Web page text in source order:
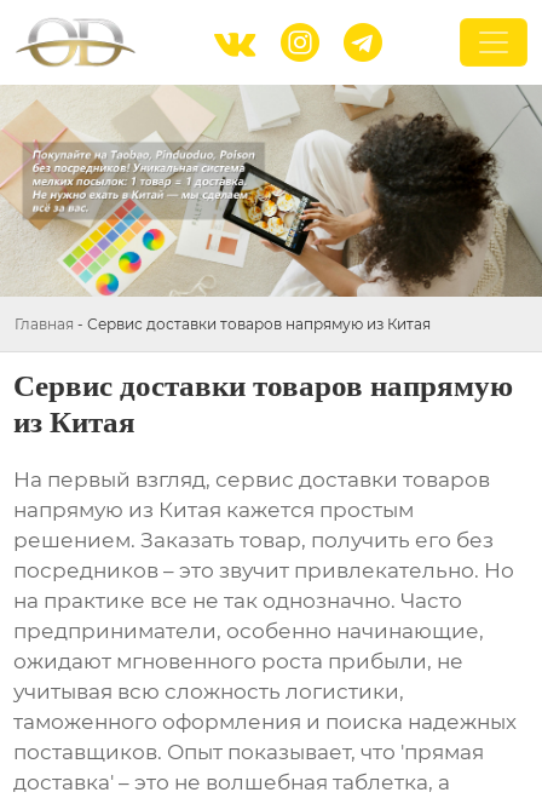
  
Главная - Сервис доставки товаров напрямую из Китая
Сервис доставки товаров напрямую
из Китая
На первый взгляд, сервис доставки товаров
напрямую из Китая кажется простым
решением. Заказать товар, получить его без
посредников – это звучит привлекательно. Но
на практике все не так однозначно. Часто
предприниматели, особенно начинающие,
ожидают мгновенного роста прибыли, не
учитывая всю сложность логистики,
таможенного оформления и поиска надежных
поставщиков. Опыт показывает, что 'прямая
доставка' – это не волшебная таблетка, а